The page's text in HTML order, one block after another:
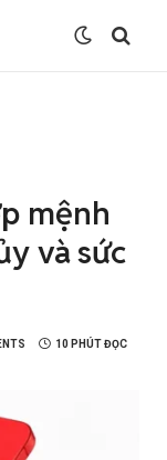
mệnh
và sức
10 PHÚT ĐỌC